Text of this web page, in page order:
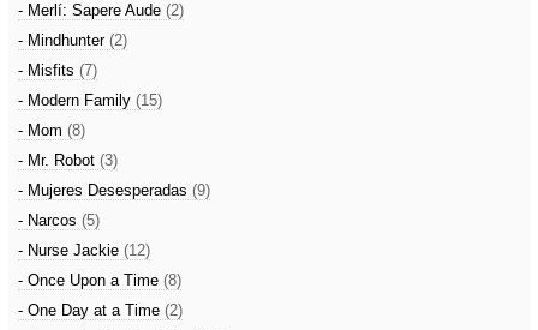
- Merlí: Sapere Aude (2)
- Mindhunter (2)
- Misfits (7)
- Modern Family (15)
- Mom (8)
- Mr. Robot (3)
- Mujeres Desesperadas (9)
- Narcos (5)
- Nurse Jackie (12)
- Once Upon a Time (8)
- One Day at a Time (2)